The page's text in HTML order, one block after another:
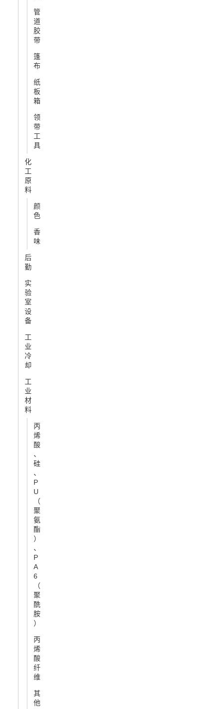
管
道
胶
带
篷
布
纸
板
箱
领
带
工
具
化
工
原
料
颜
色
香
味
后
勤
实
验
室
设
备
工
业
冷
却
工
业
材
料
丙
烯
酸
、
硅
、
P
U
（
聚
氨
酯
）
、
P
A
6
（
聚
酰
胺
）
丙
烯
酸
纤
维
其
他